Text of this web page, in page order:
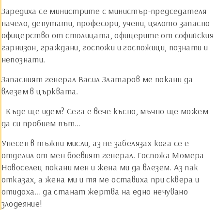
Заредиха се министрите с министър-председателя
начело, депутати, професори, учени, цялото запасно
офицерство от столицата, офицерите от софийския
гарнизон, граждани, госпожи и госпожици, познати и
непознати.
Запасният генерал Васил Златаров ме покани да
влезем в църквата.
- Къде ще идем? Сега е вече късно, мъчно ще можем
да си пробием път…
Унесен в тъжни мисли, аз не забелязах кога се е
отделил от мен боевият генерал. Госпожа Момера
Новоселец покани мен и жена ми да влезем. Аз пак
отказах, а жена ми и тя ме оставиха при сквера и
отидоха… да станат жертва на едно нечувано
злодеяние!